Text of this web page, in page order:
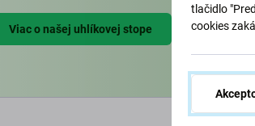
Viac o našej uhlíkovej stope
tlačidlo
cookies